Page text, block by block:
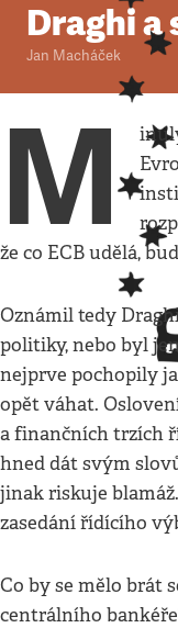
Draghi a
Jan Macháček
M
že co ECB udělá,
Oznámil tedy
politiky, nebo byl
nejprve pochopily
opět váhat.
a finančních trzích
hned dát svým
jinak riskuje
zasedání řídícího
Co by se mělo brát
centrálního